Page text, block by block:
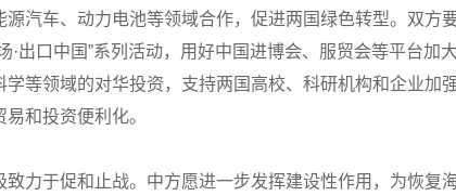
汽车、动力电池等领域合作，促进两国绿色转型。双方
出口中国”系列活动，用好中国进博会、服贸会等平台加
等领域的对华投资，支持两国高校、科研机构和企业加
和投资便利化。
力于促和止战。中方愿进一步发挥建设性作用，为恢复